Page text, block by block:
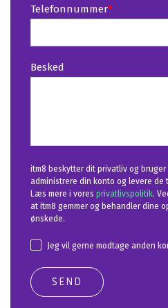
Telefonnummer*
Besked
itm8 beskytter dit privatliv og
administrere din konto og levere de
Læs mere i vores privatlivspolitik.
at itm8 gemmer og behandler dine
ønskede.
Jeg vil gerne modtage anden